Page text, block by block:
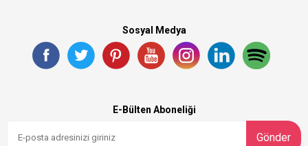
Sosyal Medya
E-Bülten Aboneliği
Gönder